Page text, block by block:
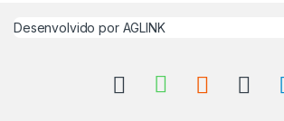
Desenvolvido por AGLINK